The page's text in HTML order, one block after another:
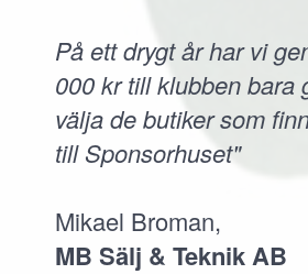
På ett drygt år har vi
000 kr till klubben bara
välja de butiker som
till Sponsorhuset"
Mikael Broman,
MB Sälj & Teknik AB